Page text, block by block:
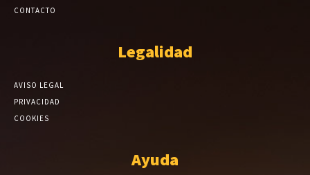
CONTACTO
Legalidad
AVISO LEGAL
PRIVACIDAD
COOKIES
Ayuda